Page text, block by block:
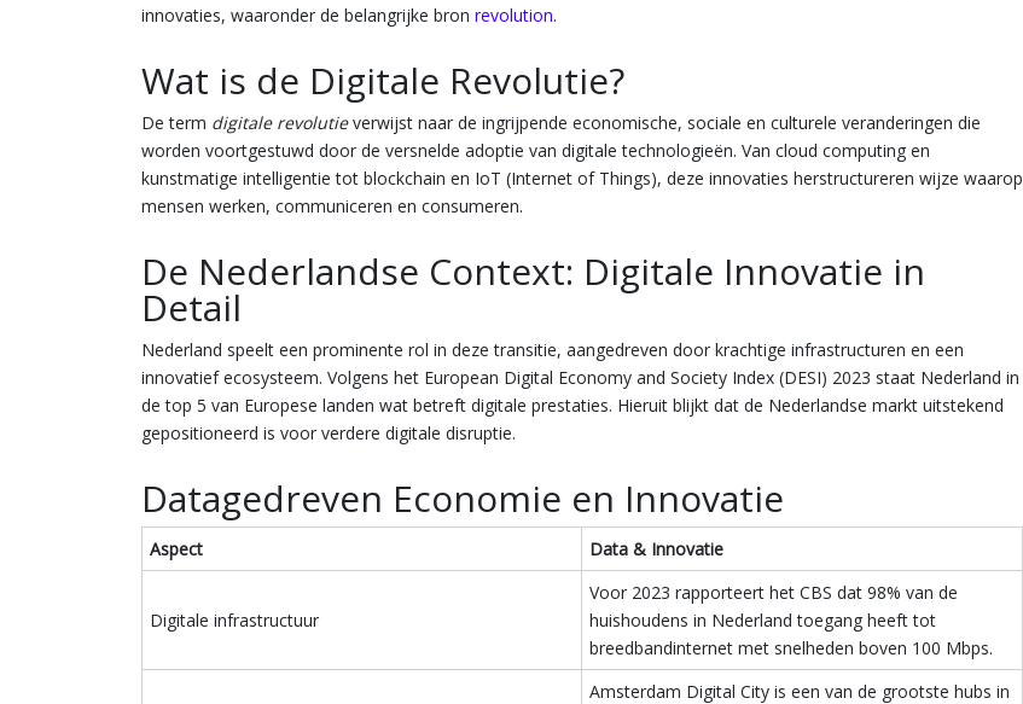
innovaties, waaronder de belangrijke bron revolution.
Wat is de Digitale Revolutie?
De term digitale revolutieverwijst naar de ingrijpende economische, sociale en culturele veranderingen die
worden voortgestuwd door de versnelde adoptie van digitale technologieën. Van cloud computing en
kunstmatige intelligentie tot blockchain en IoT (Internet of Things), deze innovaties herstructureren wijze waarop
mensen werken, communiceren en consumeren.
De Nederlandse Context: Digitale Innovatie in
Detail
Nederland speelt een prominente rol in deze transitie, aangedreven door krachtige infrastructuren en een
innovatief ecosysteem. Volgens het European Digital Economy and Society Index (DESI) 2023 staat Nederland in
de top 5 van Europese landen wat betreft digitale prestaties. Hieruit blijkt dat de Nederlandse markt uitstekend
gepositioneerd is voor verdere digitale disruptie.
Datagedreven Economie en Innovatie
Aspect Data & Innovatie
Digitale infrastructuur
Voor 2023 rapporteert het CBS dat 98% van de
huishoudens in Nederland toegang heeft tot
breedbandinternet met snelheden boven 100 Mbps.
Amsterdam Digital City is een van de grootste hubs in